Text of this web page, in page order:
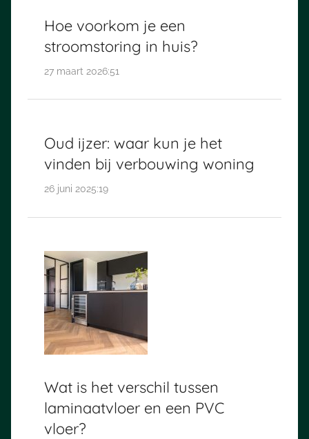
Hoe voorkom je een
stroomstoring in huis?
27 maart 2026:51
Oud ijzer: waar kun je het
vinden bij verbouwing woning
26 juni 2025:19
Wat is het verschil tussen
laminaatvloer en een PVC
vloer?